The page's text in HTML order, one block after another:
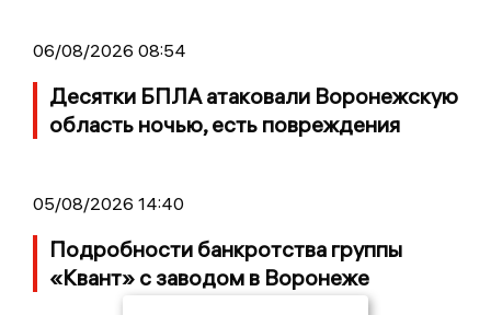
06/08/2026 08:54
Десятки БПЛА атаковали Воронежскую
область ночью, есть повреждения
05/08/2026 14:40
Подробности банкротства группы
«Квант» с заводом в Воронеже